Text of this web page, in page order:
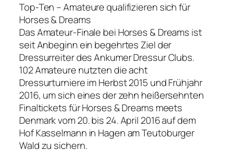
Top-Ten – Amateure qualifizieren sich für
Horses & Dreams
Das Amateur-Finale bei Horses & Dreams ist
seit Anbeginn ein begehrtes Ziel der
Dressurreiter des Ankumer Dressur Clubs.
102 Amateure nutzten die acht
Dressurturniere im Herbst 2015 und Frühjahr
2016, um sich eines der zehn heißersehnten
Finaltickets für Horses & Dreams meets
Denmark vom 20. bis 24. April 2016 auf dem
Hof Kasselmann in Hagen am Teutoburger
Wald zu sichern.